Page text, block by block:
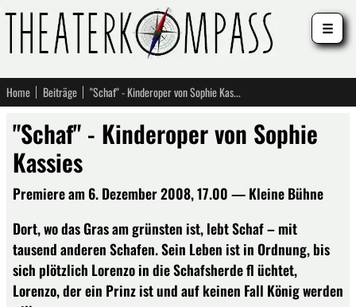
Home Beiträge "Schaf" - Kinderoper von Sophie Kassies
"Schaf" - Kinderoper von Sophie
Kassies
Premiere am 6. Dezember 2008, 17.00 — Kleine Bühne
Dort, wo das Gras am grünsten ist, lebt Schaf – mit
tausend anderen Schafen. Sein Leben ist in Ordnung, bis
sich plötzlich Lorenzo in die Schafsherde fl üchtet,
Lorenzo, der ein Prinz ist und auf keinen Fall König werden
☰